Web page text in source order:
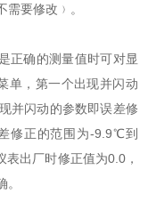
要修改﹚。
确的测量值时可对显
单，第一个出现并闪动
并闪动的参数即误差修
修正的范围为-9.9℃到
出厂时修正值为0.0，